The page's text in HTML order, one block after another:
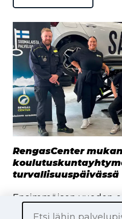
RengasCenter
turvallisuuspäivässä
Ensimmäisen vuoden
suunnattu